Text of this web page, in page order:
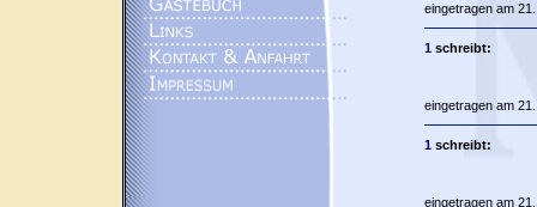
eingetragen am
1schreibt:
eingetragen am
1schreibt:
eingetragen am